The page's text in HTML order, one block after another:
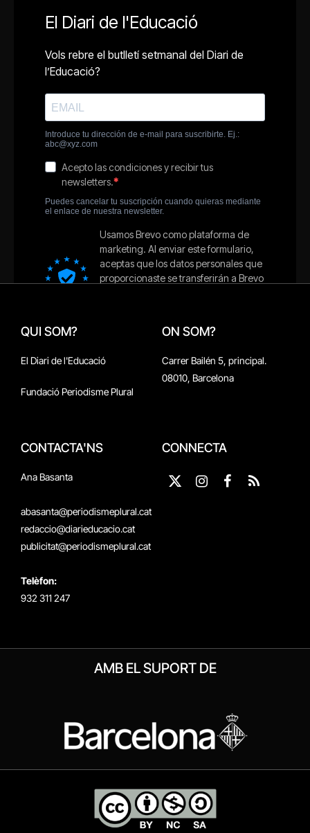
QUI SOM?
El Diari de l'Educació
Fundació Periodisme Plural
ON SOM?
Carrer Bailén 5, principal.
08010, Barcelona
CONTACTA'NS
Ana Basanta
abasanta@periodismeplural.cat
redaccio@diarieducacio.cat
publicitat@periodismeplural.cat
Telèfon:
932 311 247
CONNECTA
X
InstagramFacebook
RSS
AMB EL SUPORT DE